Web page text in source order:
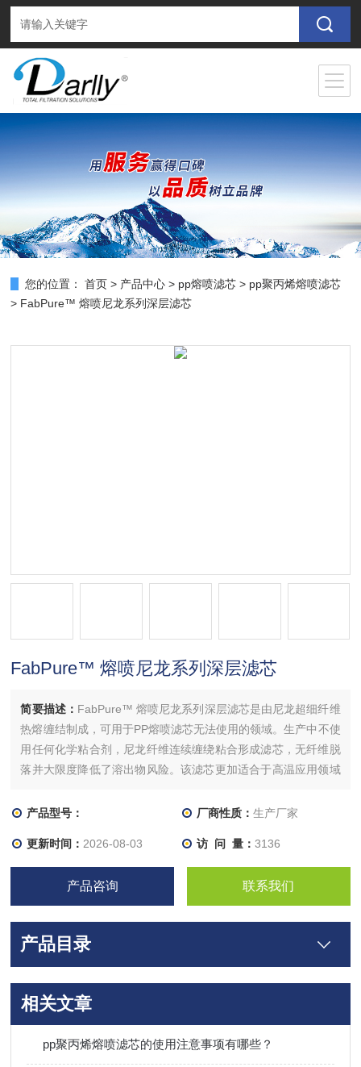
您的位置： 首页 > 产品中心 > pp熔喷滤芯 > pp聚丙烯熔喷滤芯
> FabPure™ 熔喷尼龙系列深层滤芯
FabPure™ 熔喷尼龙系列深层滤芯
简要描述： FabPure™ 熔喷尼龙系列深层滤芯是由尼龙超细纤维
热熔缠结制成，可用于PP熔喷滤芯无法使用的领域。生产中不使
用任何化学粘合剂，尼龙纤维连续缠绕粘合形成滤芯，无纤维脱
落并大限度降低了溶出物风险。该滤芯更加适合于高温应用领域
芯可以增加中心杆支撑以提高u强度，并有多种热熔结合接头类
产品型号： 厂商性质： 生产厂家
更新时间： 2026-08-03 访 问 量： 3136
产品咨询 联系我们
产品目录
相关文章
pp聚丙烯熔喷滤芯的使用注意事项有哪些？